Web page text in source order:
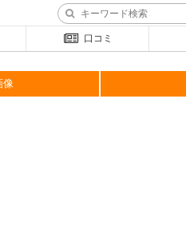
口コミ
像